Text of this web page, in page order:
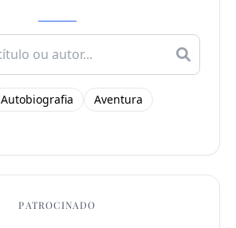
Autobiografia
Aventura
PATROCINADO